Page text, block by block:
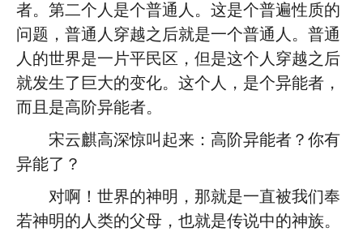
者。第二个人是个普通人。这是个普遍性质的
问题，普通人穿越之后就是一个普通人。普通
人的世界是一片平民区，但是这个人穿越之后
就发生了巨大的变化。这个人，是个异能者，
而且是高阶异能者。
宋云麒高深惊叫起来：高阶异能者？你有
异能了？
对啊！世界的神明，那就是一直被我们奉
若神明的人类的父母，也就是传说中的神族。